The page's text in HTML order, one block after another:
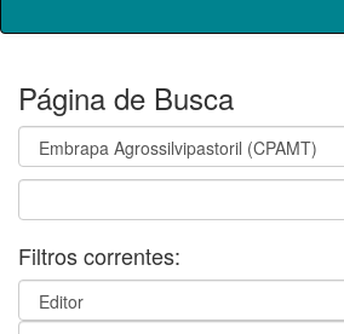
Página de Busca
Filtros correntes: